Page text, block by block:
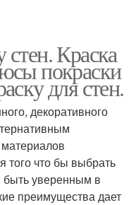
стен. Краска
покраски
для стен.
декоративного
того что бы выбрать
уверенным в
преимущества дает